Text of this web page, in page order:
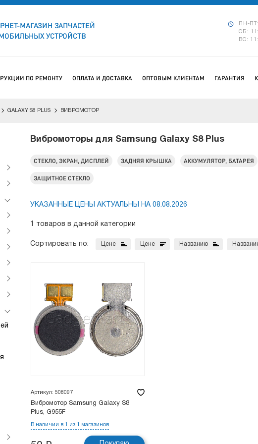
МАГАЗИН ЗАПЧАСТЕЙ
УСТРОЙСТВ
ПН-
СБ:
ВС:
ПО РЕМОНТУ ОПЛАТА И ДОСТАВКА ОПТОВЫМ КЛИЕНТАМ ГАРАНТИЯ
GALAXY S8 PLUS ВИБРОМОТОР
Вибромоторы для Samsung Galaxy S8 Plus
СТЕКЛО, ЭКРАН, ДИСПЛЕЙ ЗАДНЯЯ КРЫШКА АККУМУЛЯТОР, БАТАРЕЯ
ЗАЩИТНОЕ СТЕКЛО
УКАЗАННЫЕ ЦЕНЫ АКТУАЛЬНЫ НА 08.08.2026
1 товаров в данной категории
Сортировать по: Цене Цене Названию
Артикул: 508097
Вибромотор Samsung Galaxy S8
Plus, G955F
В наличии в 1 из 1 магазинов